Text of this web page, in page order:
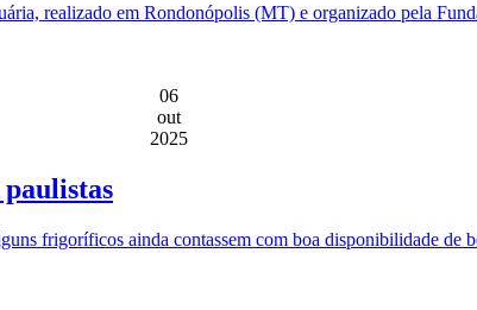
realizado em Rondonópolis (MT) e organizado pela
06
out
2025
frigoríficos ainda contassem com boa disponibilidade de